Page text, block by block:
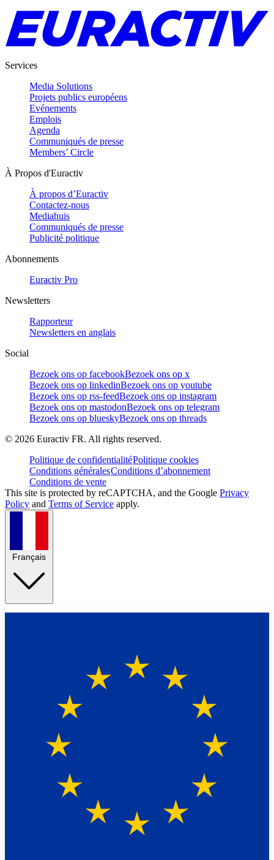
Services
Media Solutions
Projets publics européens
Evénements
Emplois
Agenda
Communiqués de presse
Members’ Circle
À Propos d'Euractiv
À propos d’Euractiv
Contactez-nous
Mediahuis
Communiqués de presse
Publicité politique
Abonnements
Euractiv Pro
Newsletters
Rapporteur
Newsletters en anglais
Social
Bezoek ons op facebookBezoek ons op x
Bezoek ons op linkedinBezoek ons op youtube
Bezoek ons op rss-feedBezoek ons op instagram
Bezoek ons op mastodonBezoek ons op telegram
Bezoek ons op blueskyBezoek ons op threads
© 2026 Euractiv FR. All rights reserved.
Politique de confidentialitéPolitique cookies
Conditions généralesConditions d’abonnement
Conditions de vente
This site is protected by reCAPTCHA, and the Google Privacy
Policy and Terms of Service apply.
Français